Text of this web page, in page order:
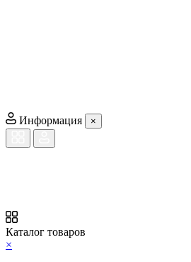
Информация ×
Каталог товаров
×